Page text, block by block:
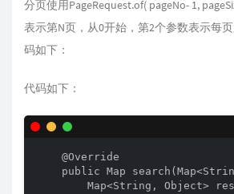
分页使用PageRequest.of( pageNo- 1,
表示第N页，从0开始，第2个参数表示每
码如下：
代码如下：
    @Override
public Map
Map<String, Object>